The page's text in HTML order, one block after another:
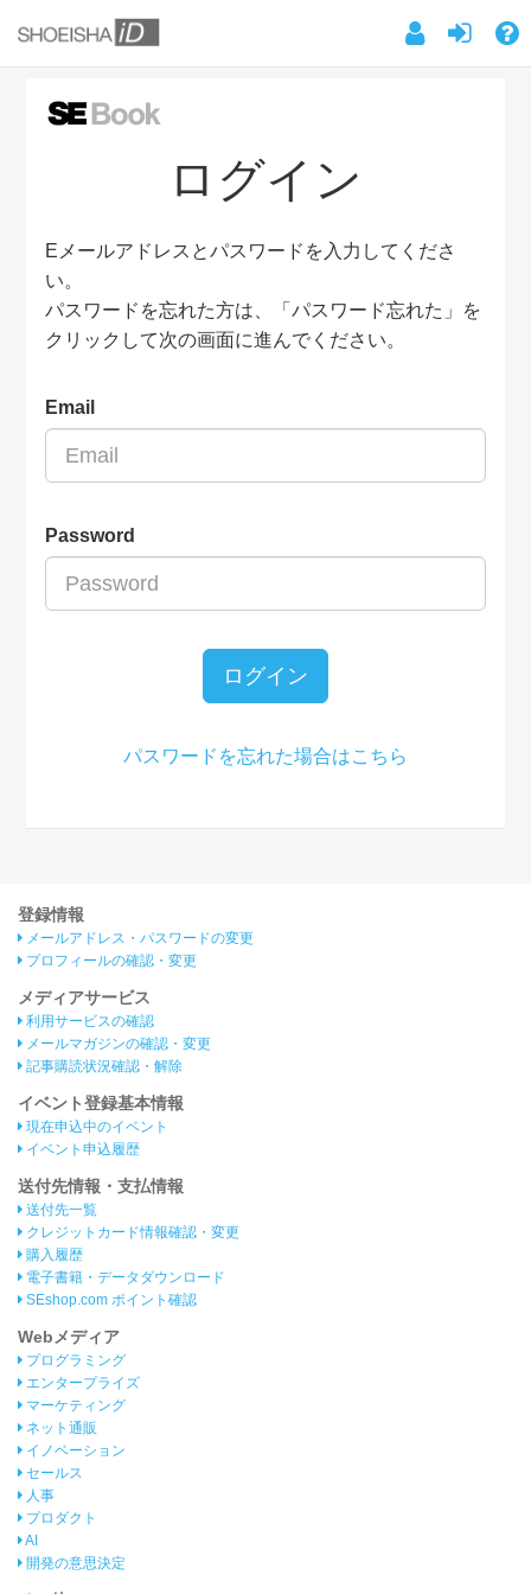
ログイン
Eメールアドレスとパスワードを入力してくださ
い。
パスワードを忘れた方は、「パスワード忘れた」を
クリックして次の画面に進んでください。
Email
Password
ログイン
パスワードを忘れた場合はこちら
登録情報
メールアドレス・パスワードの変更
プロフィールの確認・変更
メディアサービス
利用サービスの確認
メールマガジンの確認・変更
記事購読状況確認・解除
イベント登録基本情報
現在申込中のイベント
イベント申込履歴
送付先情報・支払情報
送付先一覧
クレジットカード情報確認・変更
購入履歴
電子書籍・データダウンロード
SEshop.com ポイント確認
Webメディア
プログラミング
エンタープライズ
マーケティング
ネット通販
イノベーション
セールス
人事
プロダクト
AI
開発の意思決定